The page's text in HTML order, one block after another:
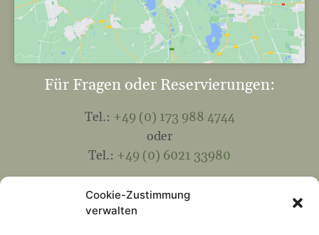
Cookie-Zustimmung
verwalten
Für Fragen oder Reservierungen:
Tel.: +49 (0) 173 988 4744
oder
Tel.: +49 (0) 6021 33980